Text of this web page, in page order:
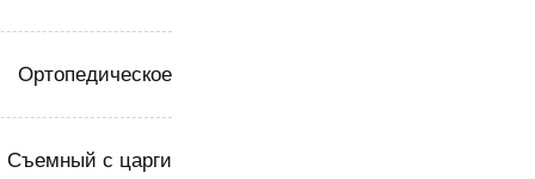
Ортопедическое
Съемный с царги